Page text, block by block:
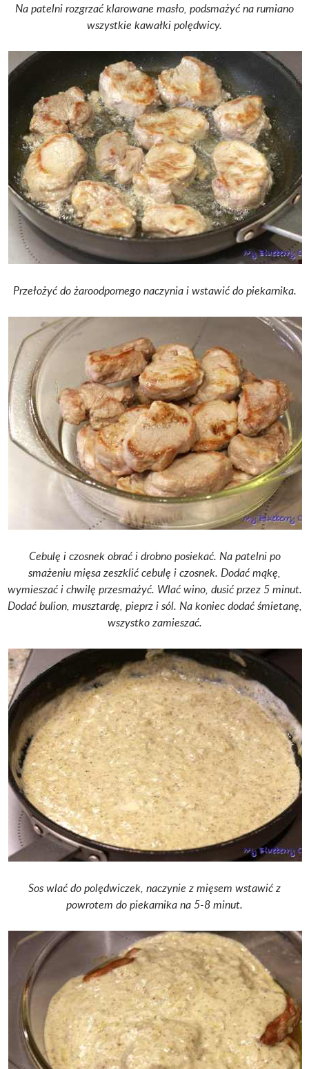
Na patelni rozgrzać klarowane masło, podsmażyć na rumiano
wszystkie kawałki polędwicy.
Przełożyć do żaroodpornego naczynia i wstawić do piekarnika.
Cebulę i czosnek obrać i drobno posiekać. Na patelni po
smażeniu mięsa zeszklić cebulę i czosnek. Dodać mąkę,
wymieszać i chwilę przesmażyć. Wlać wino, dusić przez 5 minut.
Dodać bulion, musztardę, pieprz i sól. Na koniec dodać śmietanę,
wszystko zamieszać.
Sos wlać do polędwiczek, naczynie z mięsem wstawić z
powrotem do piekarnika na 5-8 minut.